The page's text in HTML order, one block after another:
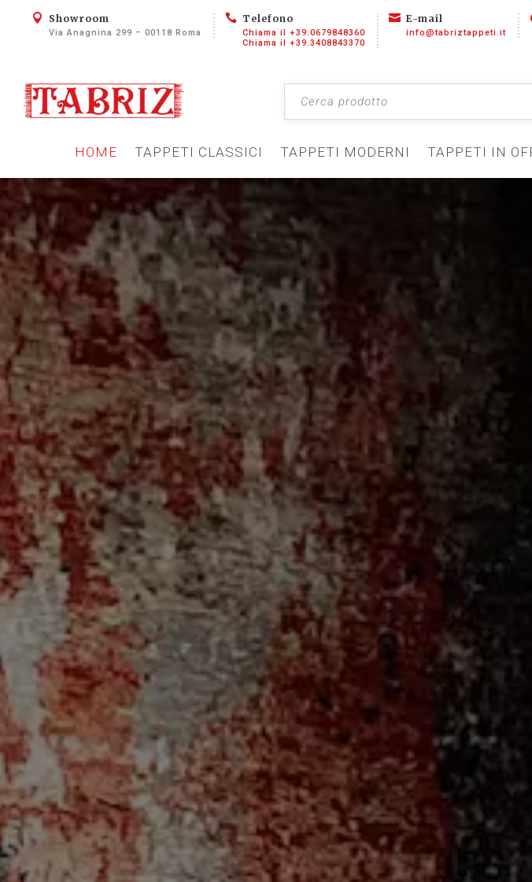
 Showroom
Via Anagnina 299 – 00118 Roma
 Telefono
Chiama il +39.0679848360
Chiama il +39.3408843370
 E-mail
info@tabriztappeti.it
HOME TAPPETI CLASSICI TAPPETI MODERNI TAPPETI IN